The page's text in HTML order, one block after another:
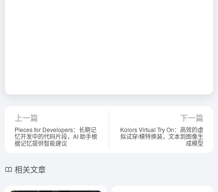
上一篇
Pieces for Developers：长期记
忆开发中的代码片段，AI 助手根
据记忆提供智能建议
下一篇
Kolors Virtual Try On：高效的虚
拟试穿/模特换装，文本到图像生
成模型
相关文章